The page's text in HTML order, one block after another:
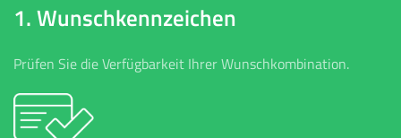
1. Wunschkennzeichen
Prüfen Sie die Verfügbarkeit Ihrer Wunschkombination.